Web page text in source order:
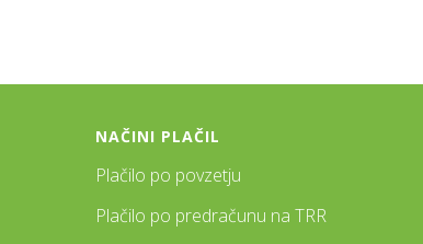
NAČINI PLAČIL
Plačilo po povzetju
Plačilo po predračunu na TRR